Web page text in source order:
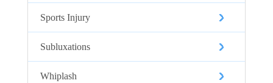
Sports Injury
Subluxations
Whiplash